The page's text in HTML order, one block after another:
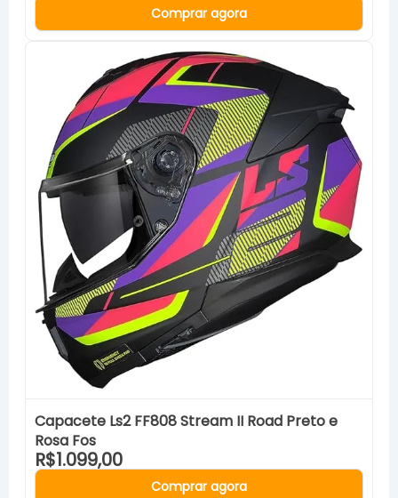
Comprar agora
Capacete Ls2 FF808 Stream II Road Preto e
Rosa Fos
R$1.099,00
Comprar agora